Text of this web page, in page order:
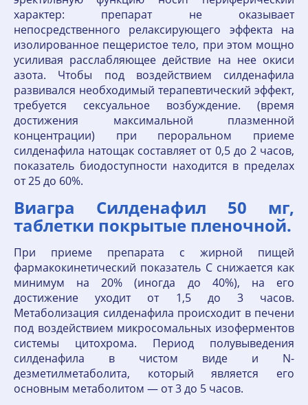
характер: препарат не оказывает
непосредственного релаксирующего эффекта на
изолированное пещеристое тело, при этом мощно
усиливая расслабляющее действие на нее окиси
азота. Чтобы под воздействием силденафила
развивался необходимый терапевтический эффект,
требуется сексуальное возбуждение. (время
достижения максимальной плазменной
концентрации) при пероральном приеме
силденафила натощак составляет от 0,5 до 2 часов,
показатель биодоступности находится в пределах
от 25 до 60%.
Виагра Силденафил 50 мг,
таблетки покрытые пленочной.
При приеме препарата с жирной пищей
фармакокинетический показатель C снижается как
минимум на 20% (иногда до 40%), на его
достижение уходит от 1,5 до 3 часов.
Метаболизация силденафила происходит в печени
под воздействием микросомальных изоферментов
системы цитохрома. Период полувыведения
силденафила в чистом виде и N-
дезметилметаболита, который является его
основным метаболитом — от 3 до 5 часов.